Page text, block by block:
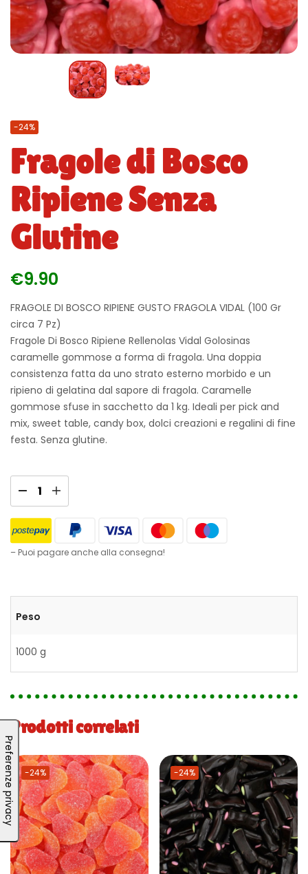
Fragole di Bosco
Ripiene Senza
Glutine
-24%
€9.90
FRAGOLE DI BOSCO RIPIENE GUSTO FRAGOLA VIDAL (100 Gr
circa 7 Pz)
Fragole Di Bosco Ripiene Rellenolas Vidal Golosinas
caramelle gommose a forma di fragola. Una doppia
consistenza fatta da uno strato esterno morbido e un
ripieno di gelatina dal sapore di fragola. Caramelle
gommose sfuse in sacchetto da 1 kg. Ideali per pick and
mix, sweet table, candy box, dolci creazioni e regalini di fine
festa. Senza glutine.
– Puoi pagare anche alla consegna!
Peso
1000 g
Prodotti correlati
-24% -24%